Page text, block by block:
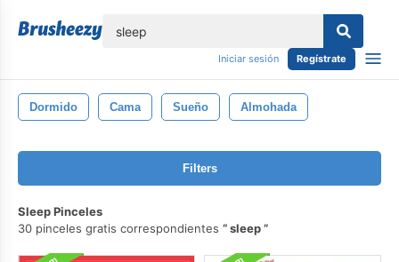
Iniciar sesión Regístrate
Dormido Cama Sueño Almohada
Filters
Sleep Pinceles
30 pinceles gratis correspondientes
sleep